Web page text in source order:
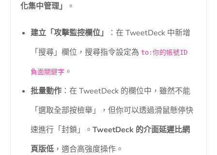
化集中管理」
。
建立「攻擊監控欄位」
：在 TweetDeck 中新增
「搜尋」欄位，搜尋指令設定為 to:你的帳號ID
負面關鍵字 。
批量動作 ：在 TweetDeck 的欄位中，雖然不能
「選取全部按檢舉」，但你可以透過滑鼠懸停快
速進行「封鎖」。TweetDeck 的介面延遲比網
頁版低 ，適合高強度操作。